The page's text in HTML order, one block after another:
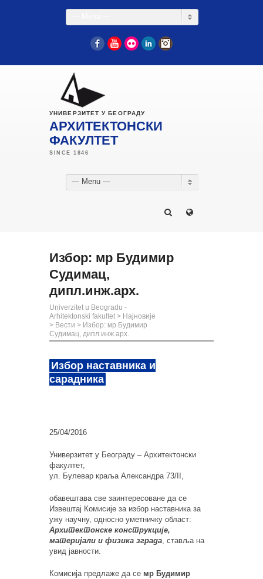
FacebookYouTube
Flickr LinkedIn
УНИВЕРЗИТЕТ У БЕОГРАДУ
АРХИТЕКТОНСКИ
ФАКУЛТЕТ
— Menu —
Избор: мр Будимир
Судимац,
дипл.инж.арх.
Univerzitet u Beogradu -
Arhitektonski fakultet > Најновије
> Вести > Избор: мр Будимир
Судимац, дипл.инж.арх.
Избор наставника и
сарадника
25/04/2016
Универзитет у Београду – Архитектонски
факултет,
ул. Булевар краља Александра 73/II,
обавештава све заинтересоване да се
Извештај Комисије за избор наставника за
ужу научну, односно уметничку област:
Архитектонске конструкције,
материјали и физика зграда, ставља на
увид јавности.
Комисија предлаже да се мр Будимир